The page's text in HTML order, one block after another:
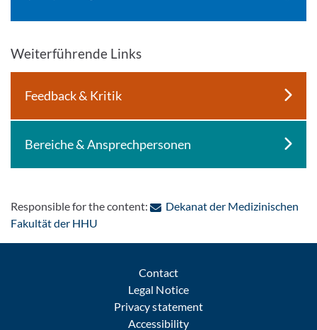
Weiterführende Links
Feedback & Kritik
Bereiche & Ansprechpersonen
Responsible for the content:
Dekanat der Medizinischen
Fakultät der HHU
Contact
Legal Notice
Privacy statement
Accessibility